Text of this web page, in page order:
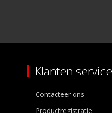
Klanten service
Contacteer ons
Productregistratie